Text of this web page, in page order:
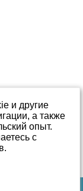
и другие
а также
опыт.
с